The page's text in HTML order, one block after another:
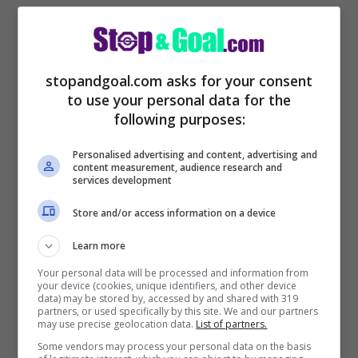
Milan, il bomber della
Nazionale nel mirino:
stopandgoal.com asks for your consent
to use your personal data for the
following purposes:
Personalised advertising and content, advertising and
content measurement, audience research and
services development
Store and/or access information on a device
Learn more
Your personal data will be processed and information from
your device (cookies, unique identifiers, and other device
data) may be stored by, accessed by and shared with 319
partners, or used specifically by this site. We and our partners
may use precise geolocation data. List of partners.
Some vendors may process your personal data on the basis